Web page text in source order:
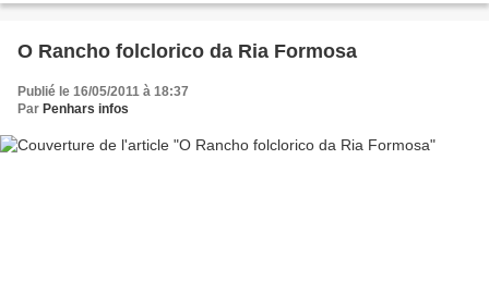
O Rancho folclorico da Ria Formosa
Publié le 16/05/2011 à 18:37
Par Penhars infos